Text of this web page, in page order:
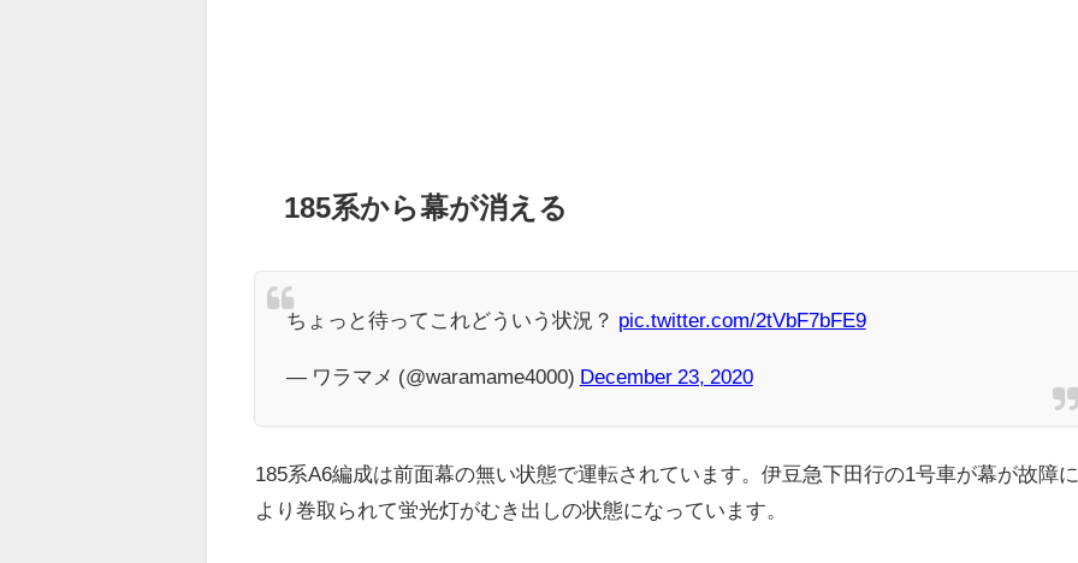
185系から幕が消える
ちょっと待ってこれどういう状況？ pic.twitter.com/2tVbF7bFE9
— ワラマメ (@waramame4000) December 23, 2020
185系A6編成は前面幕の無い状態で運転されています。伊豆急下田行の1号車が幕が故障
より巻取られて蛍光灯がむき出しの状態になっています。